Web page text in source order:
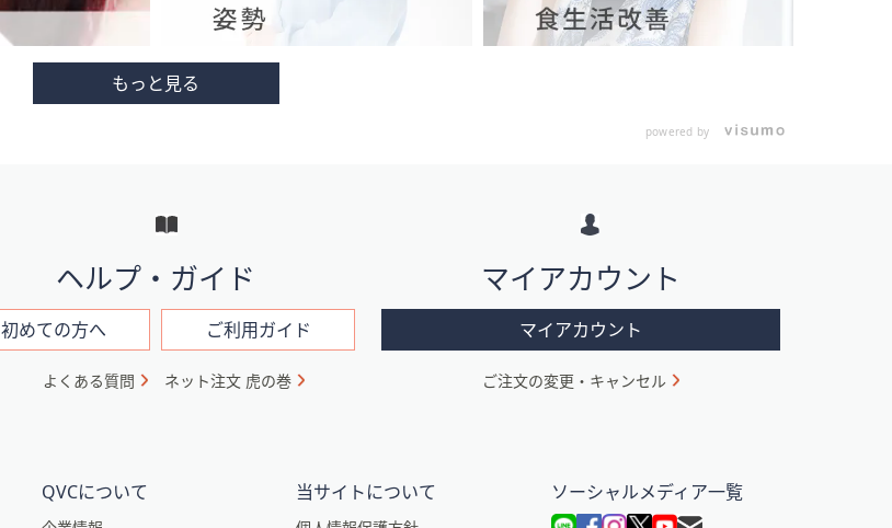
powered by
ヘルプ・ガイド
初めての方へ ご利用ガイド
よくある質問 ネット注文 虎の巻
マイアカウント
マイアカウント
ご注文の変更・キャンセル
QVCについて 当サイトについて ソーシャルメディア一覧